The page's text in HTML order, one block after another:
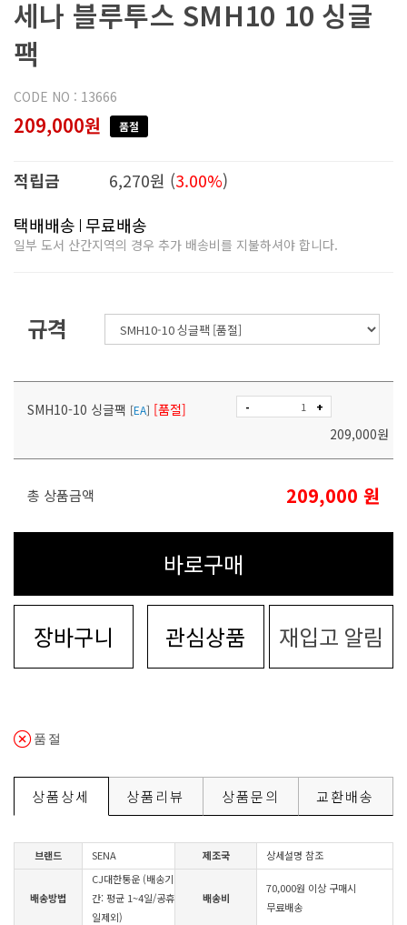
세나 블루투스 SMH10 10 싱글
팩
CODE NO : 13666
209,000원 품절
적립금 6,270원 (3.00%)
택배배송 무료배송
일부 도서 산간지역의 경우 추가 배송비를 지불하셔야 합니다.
규격
SMH10-10 싱글팩 [EA] [품절] - +
209,000원
총 상품금액 209,000 원
바로구매
장바구니 관심상품 재입고 알림
품절
상품상세 상품리뷰 상품문의 교환배송
브랜드 SENA 제조국 상세설명 참조
배송방법
CJ대한통운 (배송기
간: 평균 1~4일/공휴
일제외)
배송비
70,000원 이상 구매시
무료배송